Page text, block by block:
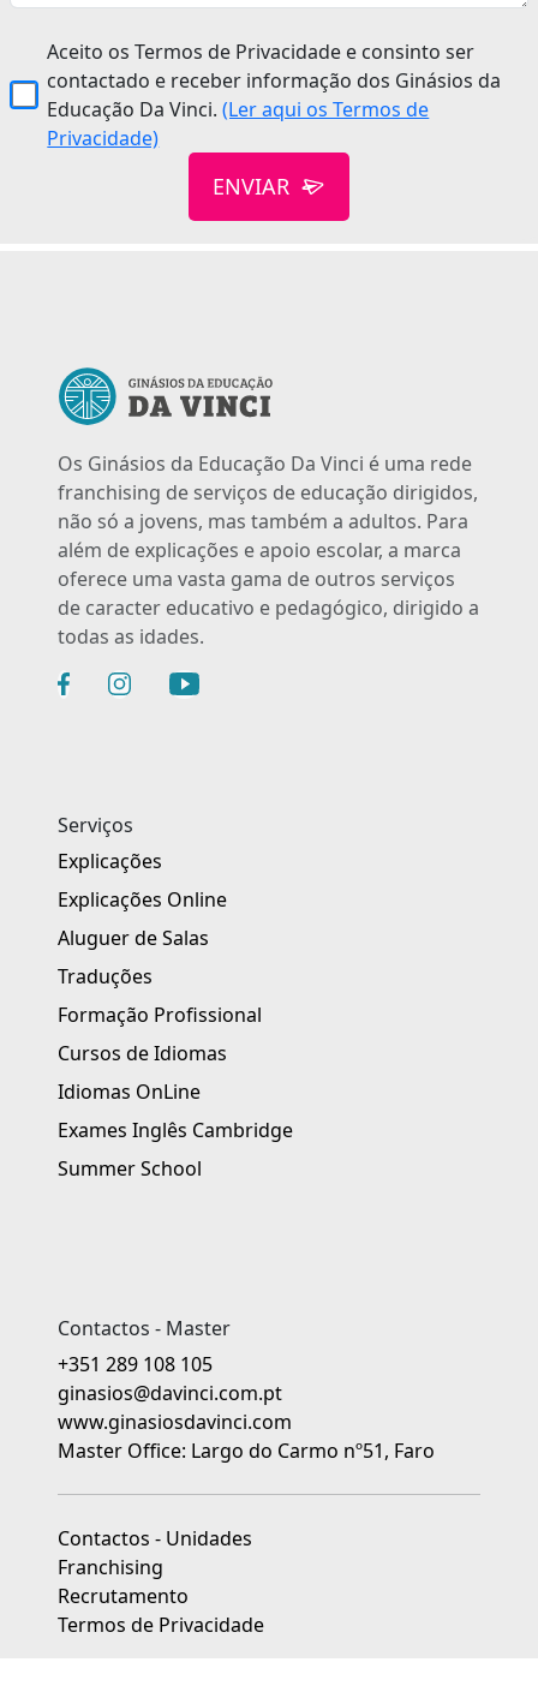
Aceito os Termos de Privacidade e consinto ser
contactado e receber informação dos Ginásios da
Educação Da Vinci.(Ler aqui os Termos de
Privacidade)
ENVIAR
Os Ginásios da Educação Da Vinci é uma rede
franchising de serviços de educação dirigidos,
não só a jovens, mas também a adultos. Para
além de explicações e apoio escolar, a marca
oferece uma vasta gama de outros serviços
de caracter educativo e pedagógico, dirigido a
todas as idades.
Serviços
Explicações
Explicações Online
Aluguer de Salas
Traduções
Formação Profissional
Cursos de Idiomas
Idiomas OnLine
Exames Inglês Cambridge
Summer School
Contactos - Master
+351 289 108 105
ginasios@davinci.com.pt
www.ginasiosdavinci.com
Master Office: Largo do Carmo nº51, Faro
Contactos - Unidades
Franchising
Recrutamento
Termos de Privacidade